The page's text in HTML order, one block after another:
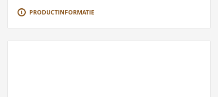
PRODUCTINFORMATIE